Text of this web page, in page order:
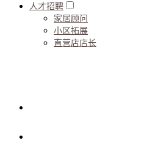
人才招聘
家居顾问
小区拓展
直营店店长